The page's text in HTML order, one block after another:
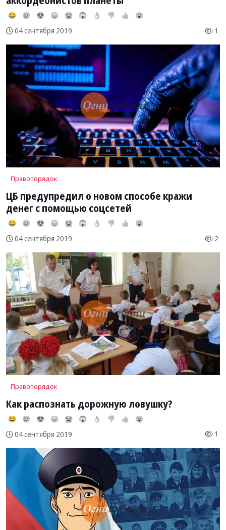
😂 😢 😍 😞 😭 😱 👌 👎 👍 😮
04 сентября 2019 1
Правопорядок
ЦБ предупредил о новом способе кражи
денег с помощью соцсетей
😂 😢 😍 😞 😭 😱 👌 👎 👍 😮
04 сентября 2019 2
Правопорядок
Как распознать дорожную ловушку?
😂 😢 😍 😞 😭 😱 👌 👎 👍 😮
04 сентября 2019 1